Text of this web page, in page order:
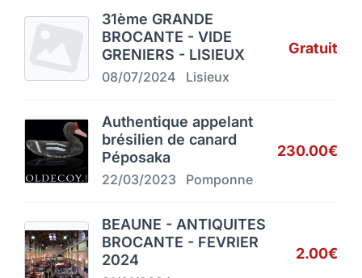
31ème GRANDE
BROCANTE - VIDE
GRENIERS - LISIEUX
08/07/2024 Lisieux
Gratuit
Authentique appelant
brésilien de canard
Péposaka
22/03/2023 Pomponne
230.00€
BEAUNE - ANTIQUITES
BROCANTE - FEVRIER
2024
2.00€